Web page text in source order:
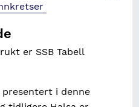
er SSB Tabell
i denne